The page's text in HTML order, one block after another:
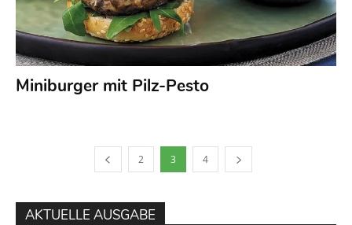
Miniburger mit Pilz-Pesto
2 3 4
AKTUELLE AUSGABE